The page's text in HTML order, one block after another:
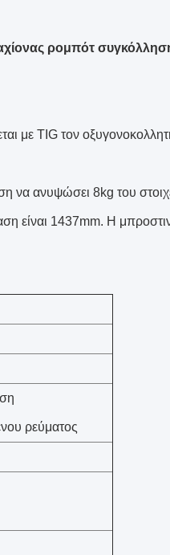
ρομπότ
με TIG τον
ανυψώσει 8kg του
είναι 1437mm. Η
ρεύματος